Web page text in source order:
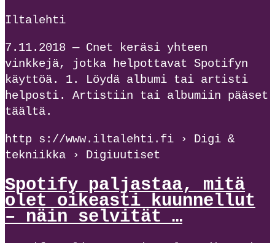
Iltalehti
7.11.2018 — Cnet keräsi yhteen
vinkkejä, jotka helpottavat Spotifyn
käyttöä. 1. Löydä albumi tai artisti
helposti. Artistiin tai albumiin pääset
täältä.
http s://www.iltalehti.fi › Digi &
tekniikka › Digiuutiset
Spotify paljastaa, mitä
olet oikeasti kuunnellut
– näin selvität …